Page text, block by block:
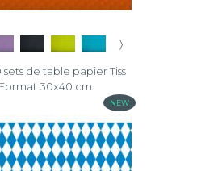
〉
de table papier Tiss
30x40 cm
NEW